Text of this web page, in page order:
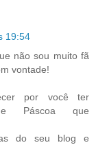
19:54
não sou muito fã
vontade!
por você ter
Páscoa que
do seu blog e